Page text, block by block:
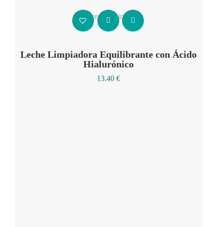
Añadir al carrito
Leche Limpiadora Equilibrante con Ácido
Hialurónico
13.40 €